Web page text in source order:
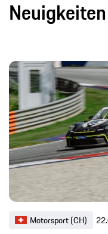
Neuigkeiten
Motorsport (CH)